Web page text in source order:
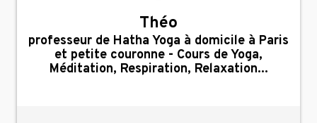
Théo
,
professeur de Hatha Yoga à domicile à Paris
et petite couronne - Cours de Yoga,
Méditation, Respiration, Relaxation...